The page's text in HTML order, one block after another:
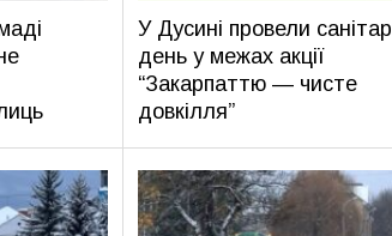
У Дусині провели
день у межах акції
“Закарпаттю — чисте
довкілля”